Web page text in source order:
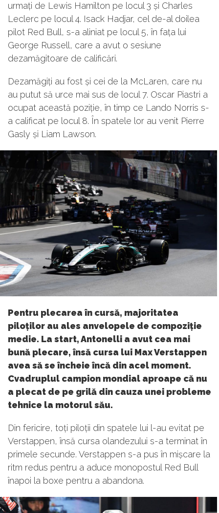
urmați de Lewis Hamilton pe locul 3 și Charles
Leclerc pe locul 4. Isack Hadjar, cel de-al doilea
pilot Red Bull, s-a aliniat pe locul 5, în fața lui
George Russell, care a avut o sesiune
dezamăgitoare de calificări.
Dezamăgiți au fost și cei de la McLaren, care nu
au putut să urce mai sus de locul 7. Oscar Piastri a
ocupat această poziție, în timp ce Lando Norris s-
a calificat pe locul 8. În spatele lor au venit Pierre
Gasly și Liam Lawson.
Pentru plecarea în cursă, majoritatea
piloților au ales anvelopele de compoziție
medie. La start, Antonelli a avut cea mai
bună plecare, însă cursa lui Max Verstappen
avea să se încheie încă din acel moment.
Cvadruplul campion mondial aproape că nu
a plecat de pe grilă din cauza unei probleme
tehnice la motorul său.
Din fericire, toți piloții din spatele lui l-au evitat pe
Verstappen, însă cursa olandezului s-a terminat în
primele secunde. Verstappen s-a pus în mișcare la
ritm redus pentru a aduce monopostul Red Bull
înapoi la boxe pentru a abandona.